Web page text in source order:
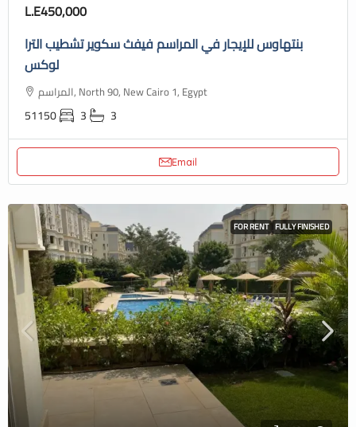
L.E450,000
بنتهاوس للإيجار في المراسم فيفث سكوير تشطيب الترا
لوكس
المراسم, North 90, New Cairo 1, Egypt
51150 3 3
Email
FOR RENT FULLY FINISHED